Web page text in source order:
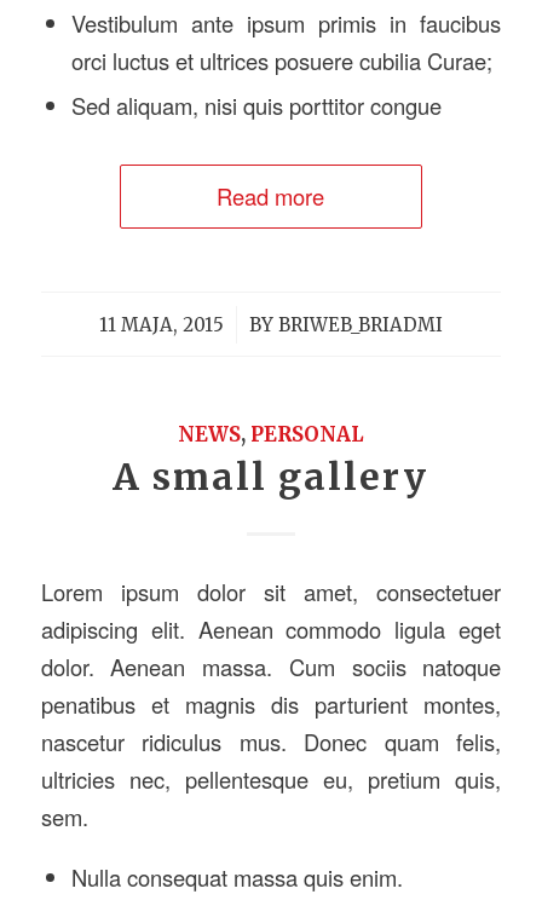
Vestibulum ante ipsum primis in faucibus
orci luctus et ultrices posuere cubilia Curae;
Sed aliquam, nisi quis porttitor congue
Read more
11 MAJA, 2015
/ BY BRIWEB_BRIADMI
NEWS, PERSONAL
A small gallery
Lorem ipsum dolor sit amet, consectetuer
adipiscing elit. Aenean commodo ligula eget
dolor. Aenean massa. Cum sociis natoque
penatibus et magnis dis parturient montes,
nascetur ridiculus mus. Donec quam felis,
ultricies nec, pellentesque eu, pretium quis,
sem.
Nulla consequat massa quis enim.